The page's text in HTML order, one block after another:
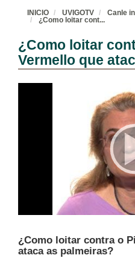
INICIO UVIGOTV Canle
¿Como loitar cont...
¿Como loitar
Vermello que
¿Como loitar contra o
ataca as palmeiras?